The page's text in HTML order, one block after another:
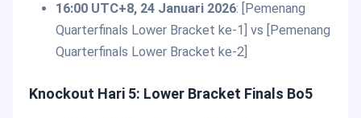
16:00 UTC+8, 24 Januari 2026: [Pemenang
Quarterfinals Lower Bracket ke-1] vs [Pemenang
Quarterfinals Lower Bracket ke-2]
Knockout Hari 5: Lower Bracket Finals Bo5